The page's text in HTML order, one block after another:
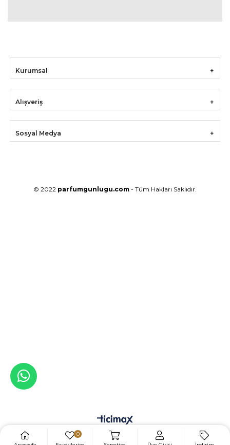
Kurumsal
Alışveriş
Sosyal Medya
© 2022 parfumgunlugu.com - Tüm Hakları Saklıdır.
0